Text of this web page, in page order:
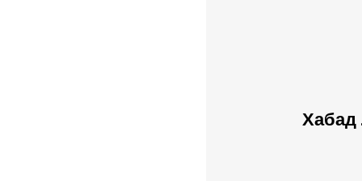
Хабад